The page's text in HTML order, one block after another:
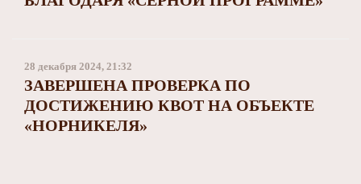
28 декабря 2024, 21:32
ЗАВЕРШЕНА ПРОВЕРКА ПО
ДОСТИЖЕНИЮ КВОТ НА ОБЪЕКТЕ
«НОРНИКЕЛЯ»